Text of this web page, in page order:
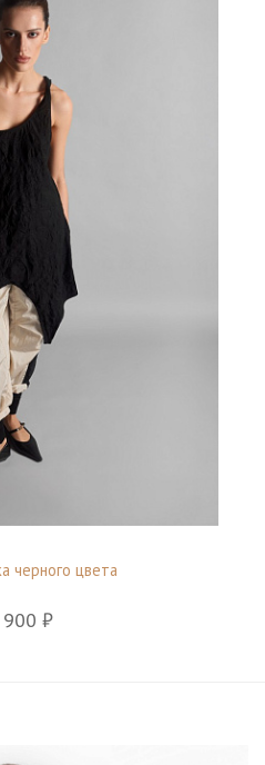
черного цвета
₽